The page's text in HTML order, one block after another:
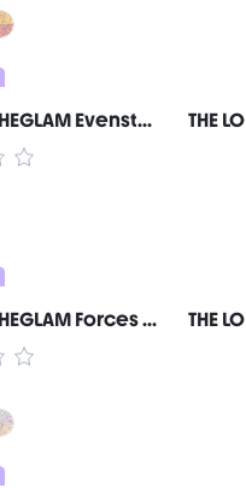
THE LORD OF THE RINGS | SHEGLAM Evenstar Glow Iluminador Marca de Belleza Cosmética Maquillaje para Mujeres y Niñas
THE LORD OF THE RINGS | SHEGLAM Forces of Fate | Dúo de Sombras de Ojos-Temptation & Purity Marca de Belleza Cosmética Maquillaje para Mujeres y Niñas